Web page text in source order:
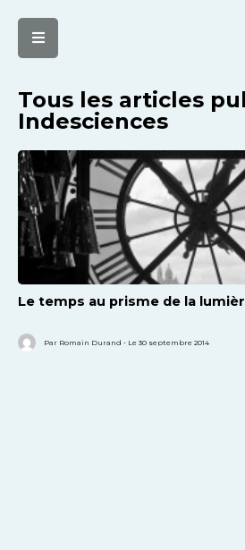
Tous les articles
Indesciences
Le temps au prisme de la
Par Romain Durand - Le 30 septembre 2014